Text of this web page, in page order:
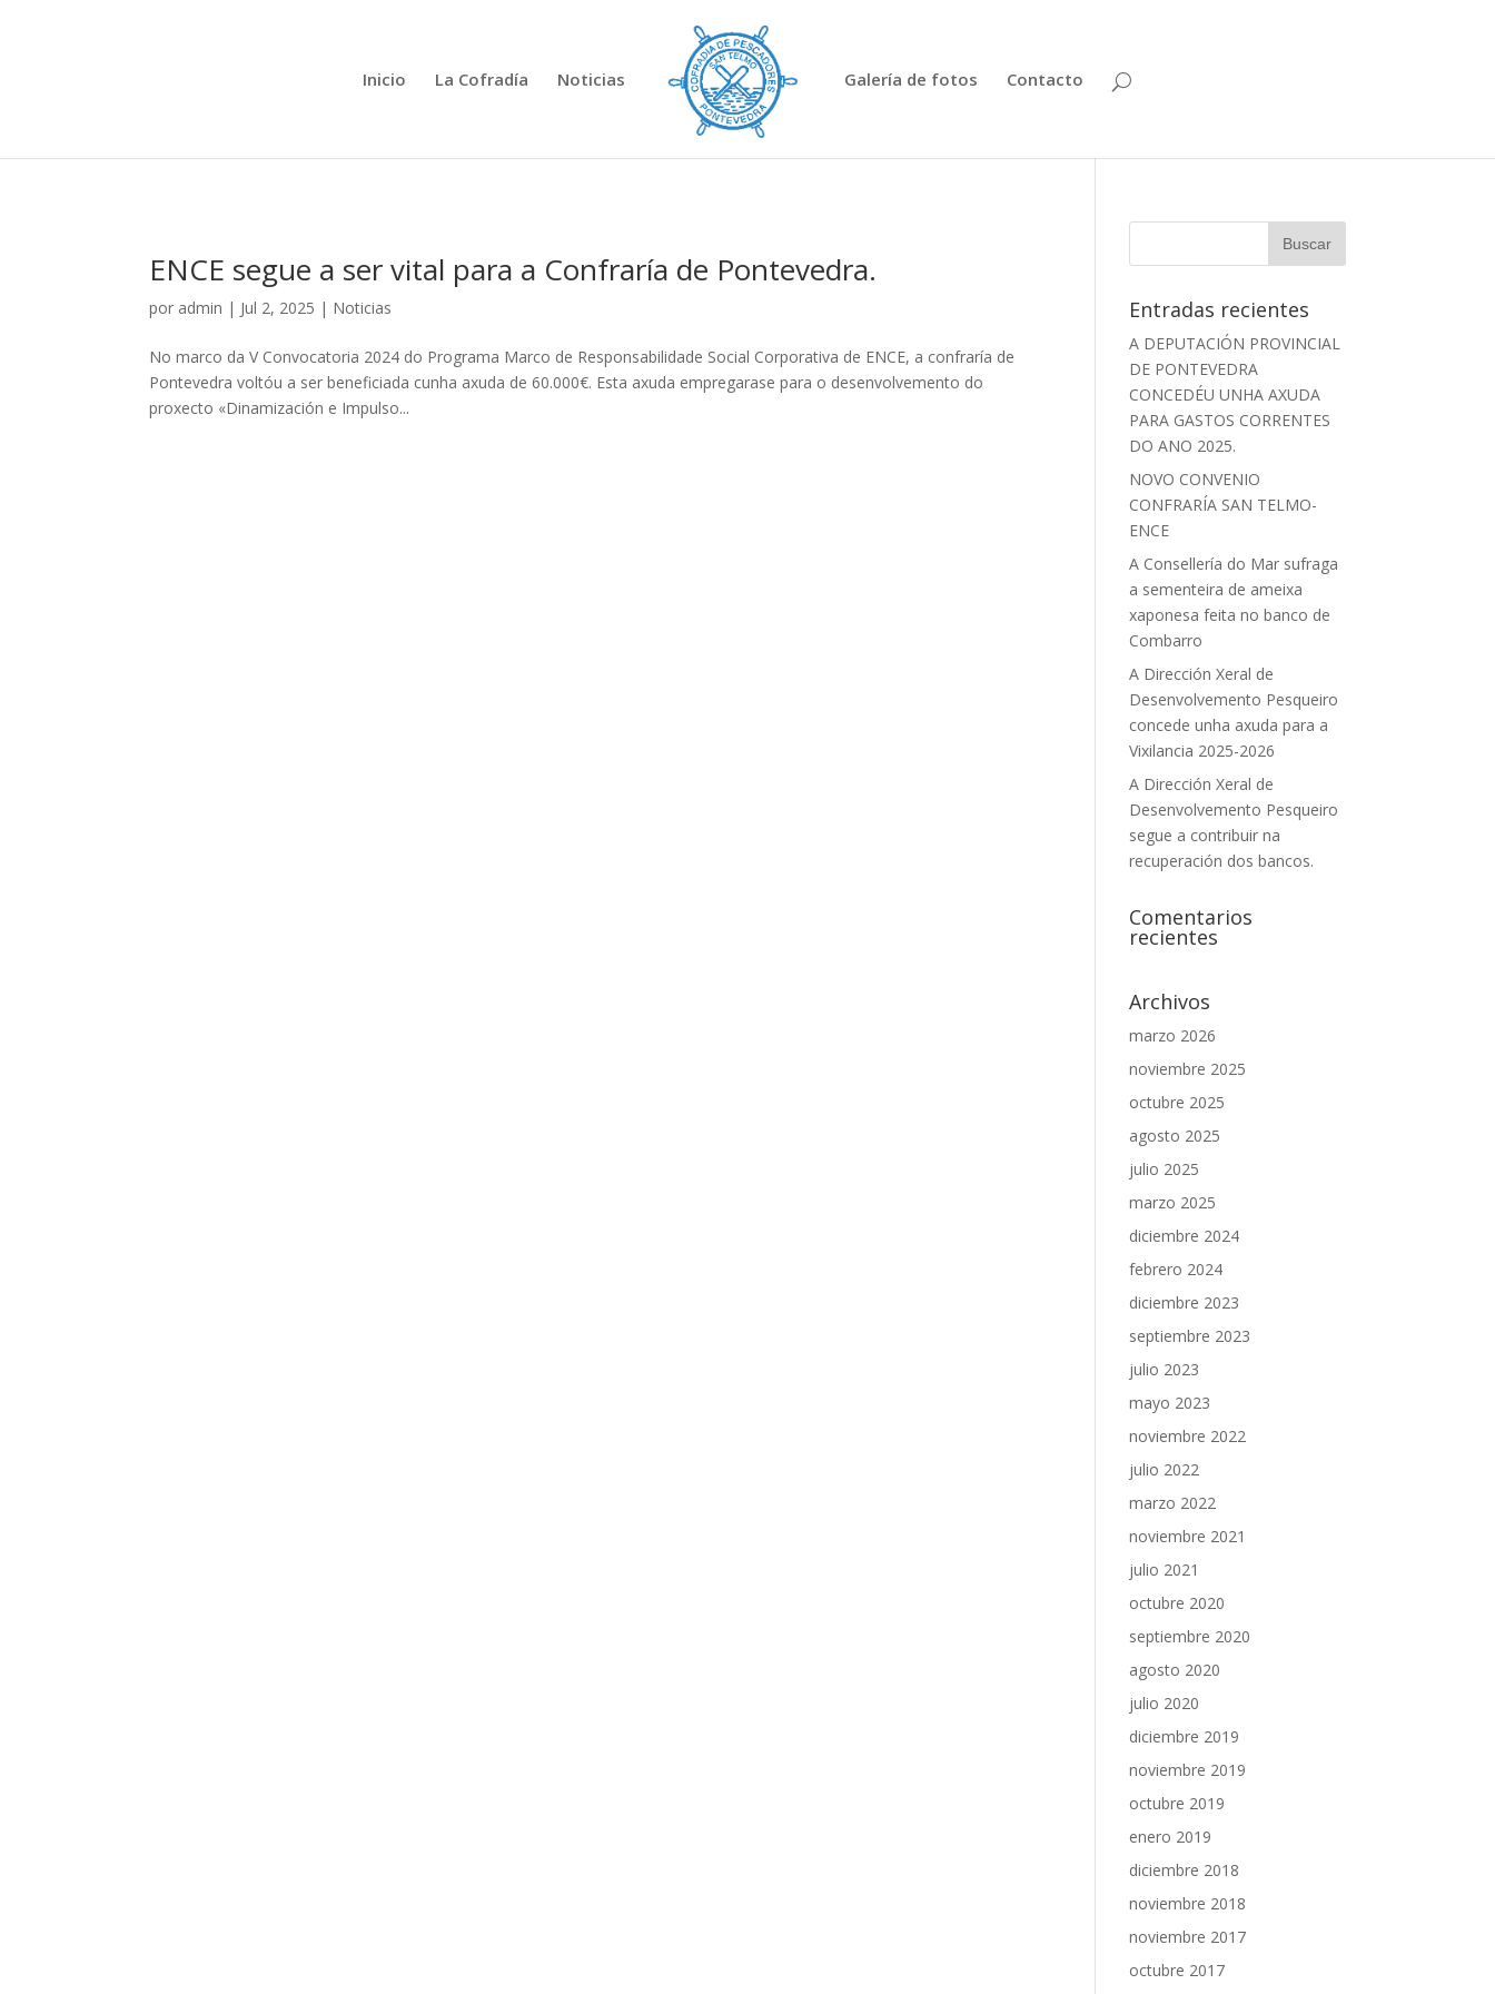
Inicio La Cofradía Noticias Galería de fotos Contacto
ENCE segue a ser vital para a Confraría de Pontevedra.
por admin | Jul 2, 2025 | Noticias
No marco da V Convocatoria 2024 do Programa Marco de Responsabilidade Social Corporativa de ENCE, a confraría de
Pontevedra voltóu a ser beneficiada cunha axuda de 60.000€. Esta axuda empregarase para o desenvolvemento do
proxecto «Dinamización e Impulso...
Entradas recientes
A DEPUTACIÓN PROVINCIAL
DE PONTEVEDRA
CONCEDÉU UNHA AXUDA
PARA GASTOS CORRENTES
DO ANO 2025.
NOVO CONVENIO
CONFRARÍA SAN TELMO-
ENCE
A Consellería do Mar sufraga
a sementeira de ameixa
xaponesa feita no banco de
Combarro
A Dirección Xeral de
Desenvolvemento Pesqueiro
concede unha axuda para a
Vixilancia 2025-2026
A Dirección Xeral de
Desenvolvemento Pesqueiro
segue a contribuir na
recuperación dos bancos.
Comentarios
recientes
Archivos
marzo 2026
noviembre 2025
octubre 2025
agosto 2025
julio 2025
marzo 2025
diciembre 2024
febrero 2024
diciembre 2023
septiembre 2023
julio 2023
mayo 2023
noviembre 2022
julio 2022
marzo 2022
noviembre 2021
julio 2021
octubre 2020
septiembre 2020
agosto 2020
julio 2020
diciembre 2019
noviembre 2019
octubre 2019
enero 2019
diciembre 2018
noviembre 2018
noviembre 2017
octubre 2017